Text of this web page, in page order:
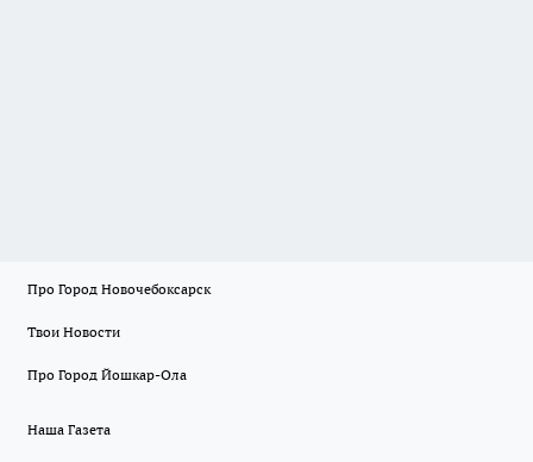
Про Город Новочебоксарск
Твои Новости
Про Город Йошкар-Ола
Наша Газета